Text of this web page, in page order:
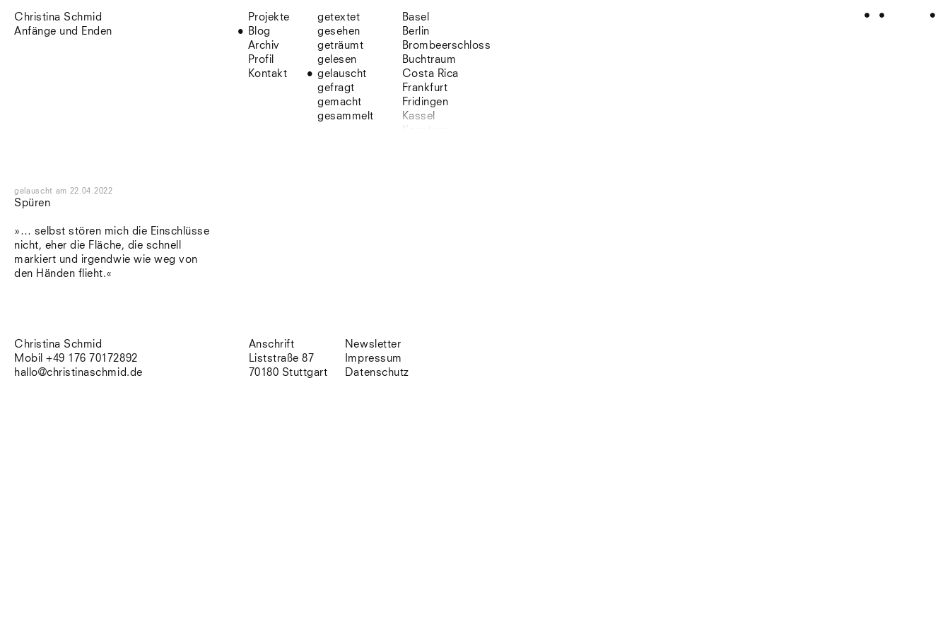
Christina Schmid
Anfänge und Enden
Projekte
Blog
Archiv
Profil
Kontakt
getextet
gesehen
geträumt
gelesen
gelauscht
gefragt
gemacht
gesammelt
Basel
Berlin
Brombeerschloss
Buchtraum
Costa Rica
Frankfurt
Fridingen
Kassel
Spüren
»… selbst stören mich die Einschlüsse
nicht, eher die Fläche, die schnell
markiert und irgendwie wie weg von
den Händen flieht.«
gelauscht am 22.04.2022
Christina Schmid
Mobil +49 176 70172892
hallo@christinaschmid.de
Anschrift
Liststraße 87
70180 Stuttgart
Newsletter
Impressum
Datenschutz